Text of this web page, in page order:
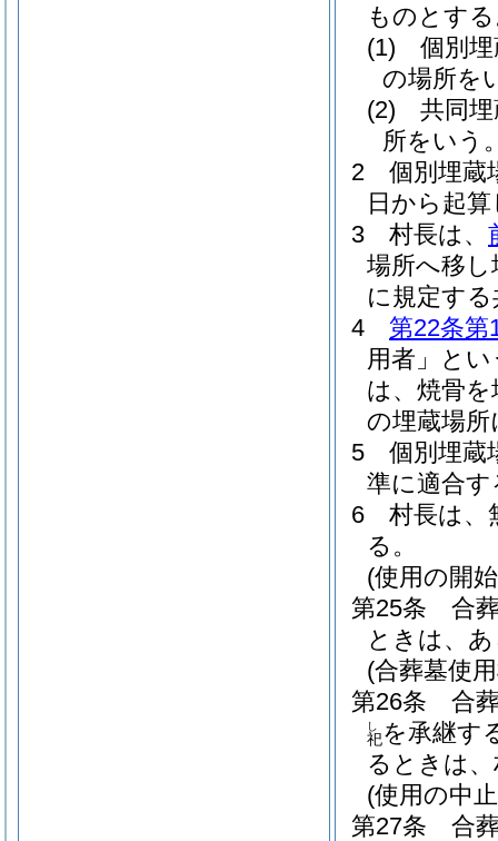
ものとす
(1)
個別
の場所を
(2)
共同
所をいう
2
個別埋蔵
日から起
3
村長は、
場所へ移
に規定す
4
第22条第
用者」とい
は、焼骨
の埋蔵場
5
個別埋蔵
準に適合
6
村長は、
る。
(使用の開
第25条
合
ときは、
(合葬墓使
第26条
合
祀
し
を承継す
るときは
(使用の中
第27条
合